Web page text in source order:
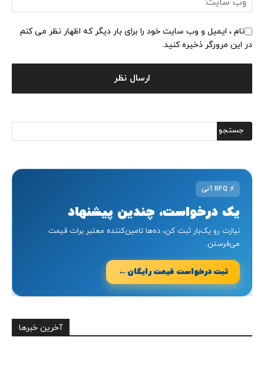
نام ، ایمیل و وب سایت خود را برای بار دیگر که اظهار نظر می کنم
در این مرورگر ذخیره کنید.
⚡
یک درخواست، چندین پیشنهاد
نیازت رو یک‌بار ثبت کن، ده‌ها تامین‌کننده معتبر برات قیمت
می‌فرستن.
ثبت درخواست قیمت رایگان ←
آخرین خبرها